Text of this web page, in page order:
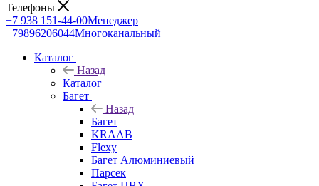
Телефоны
+7 938 151-44-00Менеджер
+79896206044Многоканальный
Каталог
Назад
Каталог
Багет
Назад
Багет
KRAAB
Flexy
Багет Алюминиевый
Парсек